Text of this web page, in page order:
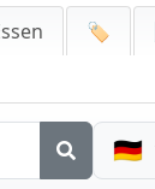
🏷️
🇩🇪